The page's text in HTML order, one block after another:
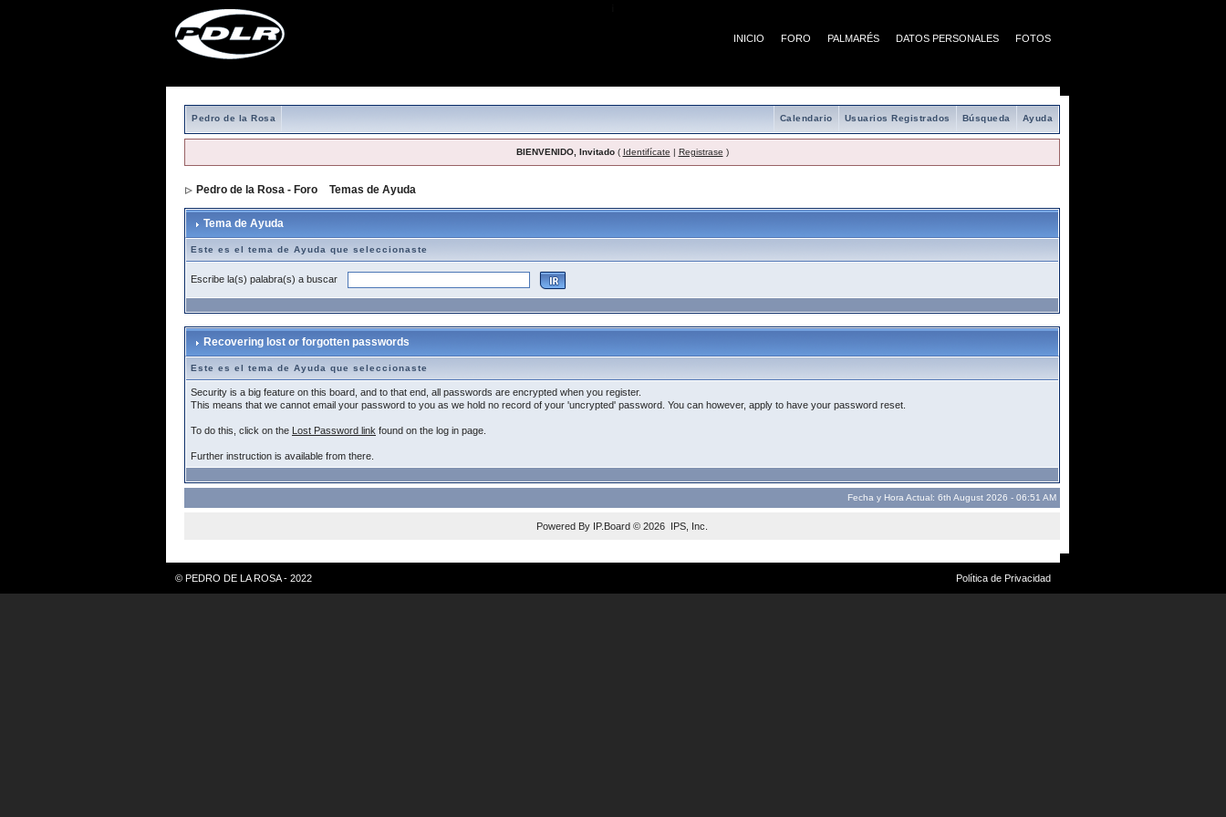
INICIO FORO PALMARÉS DATOS PERSONALES FOTOS
Pedro de la Rosa Ayuda
Búsqueda
Usuarios Registrados
Calendario
BIENVENIDO, Invitado( Identifícate | Registrase )
Pedro de la Rosa - Foro Temas de Ayuda
Tema de Ayuda
Este es el tema de Ayuda que seleccionaste
Escribe la(s) palabra(s) a buscar
Recovering lost or forgotten passwords
Este es el tema de Ayuda que seleccionaste
Security is a big feature on this board, and to that end, all passwords are encrypted when you register.
This means that we cannot email your password to you as we hold no record of your 'uncrypted' password. You can however, apply to have your password reset.
To do this, click on the Lost Password link found on the log in page.
Further instruction is available from there.
Fecha y Hora Actual: 6th August 2026 - 06:51 AM
Powered By IP.Board © 2026 IPS, Inc
© PEDRO DE LA ROSA - 2022 Política de Privacidad